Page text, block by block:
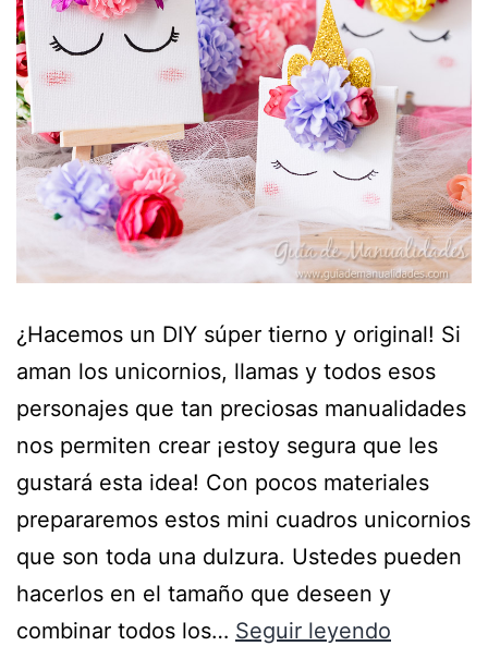
¿Hacemos un DIY súper tierno y original! Si
aman los unicornios, llamas y todos esos
personajes que tan preciosas manualidades
nos permiten crear ¡estoy segura que les
gustará esta idea! Con pocos materiales
prepararemos estos mini cuadros unicornios
que son toda una dulzura. Ustedes pueden
hacerlos en el tamaño que deseen y
combinar todos los… Seguir leyendo